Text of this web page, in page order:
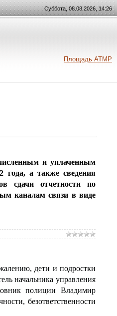
Суббота, 08.08.2026, 14:26
Площадь АТМР
и уплаченным
года, а также сведения
сдачи отчетности по
каналам связи в виде
дети и подростки
начальника управления
полиции Владимир
безответственности